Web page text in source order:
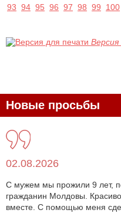
93 94 95 96 97 98 99 100
Новые просьбы
02.08.2026
С мужем мы прожили 9 лет,
гражданин Молдовы.
вместе. С помощью меня